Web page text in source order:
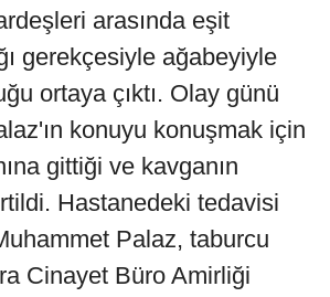
arasında eşit
gerekçesiyle ağabeyiyle
ortaya çıktı. Olay günü
konuyu konuşmak için
gittiği ve kavganın
Hastanedeki tedavisi
Palaz, taburcu
Cinayet Büro Amirliği